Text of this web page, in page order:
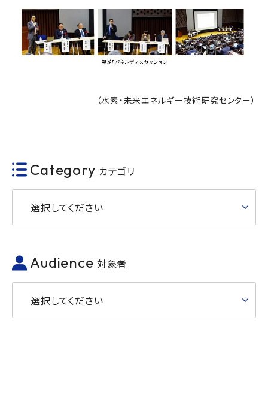
（水素・未来エネルギー技術研究センター）
Category カテゴリ
選択してください
Audience 対象者
選択してください